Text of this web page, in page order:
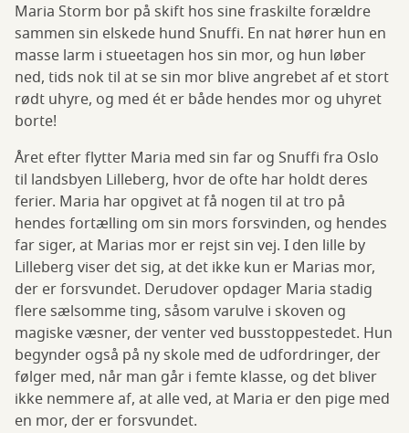
Maria Storm bor på skift hos sine fraskilte forældre
sammen sin elskede hund Snuffi. En nat hører hun en
masse larm i stueetagen hos sin mor, og hun løber
ned, tids nok til at se sin mor blive angrebet af et stort
rødt uhyre, og med ét er både hendes mor og uhyret
borte!
Året efter flytter Maria med sin far og Snuffi fra Oslo
til landsbyen Lilleberg, hvor de ofte har holdt deres
ferier. Maria har opgivet at få nogen til at tro på
hendes fortælling om sin mors forsvinden, og hendes
far siger, ​​at Marias mor er rejst sin vej. I den lille by
Lilleberg viser det sig, at det ikke kun er Marias mor,
der er forsvundet. Derudover opdager Maria stadig
flere sælsomme ting, såsom varulve i skoven og
magiske væsner, der venter ved busstoppestedet. Hun
begynder også på ny skole med de udfordringer, der
følger med, når man går i femte klasse, og det bliver
ikke nemmere af, at alle ved, at Maria er den pige med
en mor, der er forsvundet.